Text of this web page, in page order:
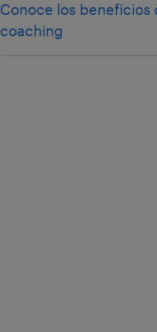
Conoce los beneficios
coaching